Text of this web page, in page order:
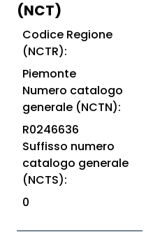
(NCT)
Codice Regione
(NCTR):
Piemonte
Numero catalogo
generale (NCTN):
R0246636
Suffisso numero
catalogo generale
(NCTS):
0